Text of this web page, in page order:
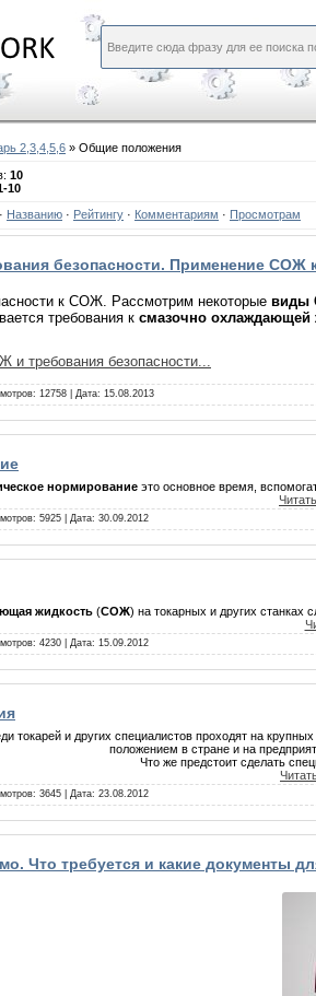
2,3,4,5,6 » Общие положения
: 10
10
· Названию · Рейтингу · Комментариям · Просмотрам
безопасности. Применение СОЖ
к СОЖ. Рассмотрим некоторые виды
требования к смазочно охлаждающей
и требования безопасности...
12758 | Дата: 15.08.2013
нормирование это основное время,
5925 | Дата: 30.09.2012
жидкость (СОЖ) на токарных и других станках
4230 | Дата: 15.09.2012
токарей и других специалистов проходят на
положением в стране и на
Что же предстоит сделать
3645 | Дата: 23.08.2012
Что требуется и какие документы